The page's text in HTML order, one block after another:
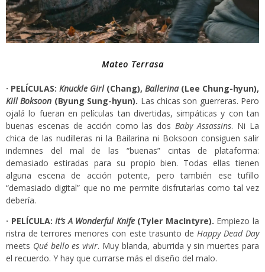
Mateo Terrasa
· PELÍCULAS: Knuckle Girl(Chang), Ballerina (Lee Chung-hyun),
Kill Boksoon (Byung Sung-hyun). Las chicas son guerreras. Pero
ojalá lo fueran en películas tan divertidas, simpáticas y con tan
buenas escenas de acción como las dos Baby Assassins. Ni La
chica de las nudilleras ni la Bailarina ni Boksoon consiguen salir
indemnes del mal de las “buenas” cintas de plataforma:
demasiado estiradas para su propio bien. Todas ellas tienen
alguna escena de acción potente, pero también ese tufillo
“demasiado digital” que no me permite disfrutarlas como tal vez
debería.
· PELÍCULA: It’s A Wonderful Knife (Tyler MacIntyre). Empiezo la
ristra de terrores menores con este trasunto de Happy Dead Day
meets Qué bello es vivir. Muy blanda, aburrida y sin muertes para
el recuerdo. Y hay que currarse más el diseño del malo.